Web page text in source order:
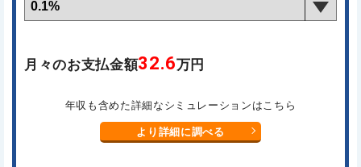
月々のお支払金額32.6万円
年収も含めた詳細なシミュレーションはこちら
より詳細に調べる